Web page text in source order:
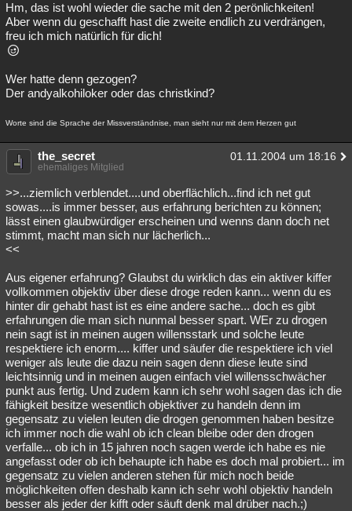
Hm, das ist wohl wieder die sache mit den 2 perönlichkeiten!
Aber wenn du geschafft hast die zweite endlich zu verdrängen,
freu ich mich natürlich für dich!
Wer hatte denn gezogen?
Der andyalkohiloker oder das christkind?
Worte sind die Sprache der Missverständnise, man sieht nur mit dem Herzen gut
the_secret 01.11.2004 um 18:16
ehemaliges Mitglied
>>...ziemlich verblendet....und oberflächlich...find ich net gut
sowas....is immer besser, aus erfahrung berichten zu können;
lässt einen glaubwürdiger erscheinen und wenns dann doch net
stimmt, macht man sich nur lächerlich...
<<
Aus eigener erfahrung? Glaubst du wirklich das ein aktiver kiffer
vollkommen objektiv über diese droge reden kann... wenn du es
hinter dir gehabt hast ist es eine andere sache... doch es gibt
erfahrungen die man sich nunmal besser spart. WEr zu drogen
nein sagt ist in meinen augen willensstark und solche leute
respektiere ich enorm.... kiffer und säufer die respektiere ich viel
weniger als leute die dazu nein sagen denn diese leute sind
leichtsinnig und in meinen augen einfach viel willensschwächer
punkt aus fertig. Und zudem kann ich sehr wohl sagen das ich die
fähigkeit besitze wesentlich objektiver zu handeln denn im
gegensatz zu vielen leuten die drogen genommen haben besitze
ich immer noch die wahl ob ich clean bleibe oder den drogen
verfalle... ob ich in 15 jahren noch sagen werde ich habe es nie
angefasst oder ob ich behaupte ich habe es doch mal probiert... im
gegensatz zu vielen anderen stehen für mich noch beide
möglichkeiten offen deshalb kann ich sehr wohl objektiv handeln
besser als jeder der kifft oder säuft denk mal drüber nach.;)